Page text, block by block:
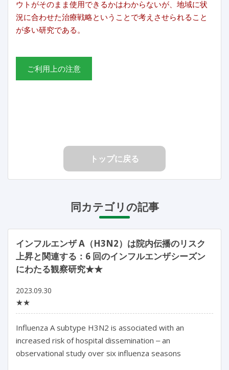
ウトがそのまま使用できるかはわからないが、地域に状
況に合わせた治療戦略ということで考えさせられること
が多い研究である。
ご利用上の注意
トップに戻る
同カテゴリの記事
インフルエンザ A（H3N2）は院内伝播のリスク
上昇と関連する：6 回のインフルエンザシーズン
にわたる観察研究★★
2023.09.30
★★
Influenza A subtype H3N2 is associated with an
increased risk of hospital dissemination ‒ an
observational study over six influenza seasons